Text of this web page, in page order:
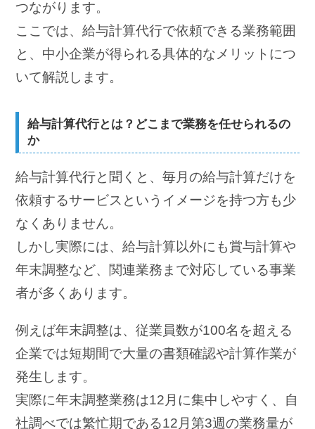
つながります。
ここでは、給与計算代行で依頼できる業務範囲
と、中小企業が得られる具体的なメリットにつ
いて解説します。
給与計算代行とは？どこまで業務を任せられるの
か
給与計算代行と聞くと、毎月の給与計算だけを
依頼するサービスというイメージを持つ方も少
なくありません。
しかし実際には、給与計算以外にも賞与計算や
年末調整など、関連業務まで対応している事業
者が多くあります。
例えば年末調整は、従業員数が100名を超える
企業では短期間で大量の書類確認や計算作業が
発生します。
実際に年末調整業務は12月に集中しやすく、自
社調べでは繁忙期である12月第3週の業務量が